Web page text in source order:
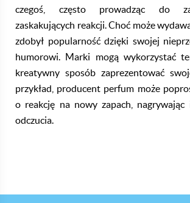
czegoś, często prowadząc do
zaskakujących reakcji.Choć może
zdobył popularność dzięki swojej
humorowi. Marki mogą wykorzystać
kreatywny sposób zaprezentować
przykład, producent perfum może
o reakcję na nowy zapach, nagrywając
odczucia.